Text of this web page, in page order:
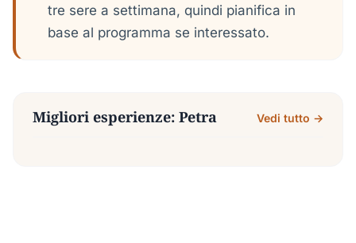
tre sere a settimana, quindi pianifica in
base al programma se interessato.
Migliori esperienze: Petra Vedi tutto →